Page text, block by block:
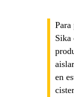
Para
Sika
en